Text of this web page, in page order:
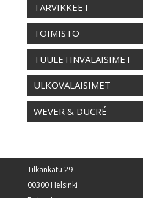
TARVIKKEET
TOIMISTO
TUULETINVALAISIMET
ULKOVALAISIMET
WEVER & DUCRÉ
Tilkankatu 29
00300 Helsinki